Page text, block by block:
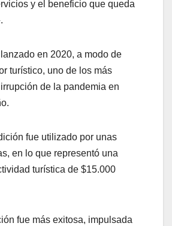
y el beneficio que queda
en 2020, a modo de
turístico, uno de los más
de la pandemia en
fue utilizado por unas
en lo que representó una
turística de $15.000
fue más exitosa, impulsada